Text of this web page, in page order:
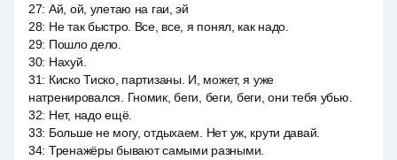
27: Ай, ой, улетаю на гаи, эй
28: Не так быстро. Все, все, я понял, как надо.
29: Пошло дело.
30: Нахуй.
31: Киско Тиско, партизаны. И, может, я уже
натренировался. Гномик, беги, беги, беги, они тебя убью.
32: Нет, надо ещё.
33: Больше не могу, отдыхаем. Нет уж, крути давай.
34: Тренажёры бывают самыми разными.